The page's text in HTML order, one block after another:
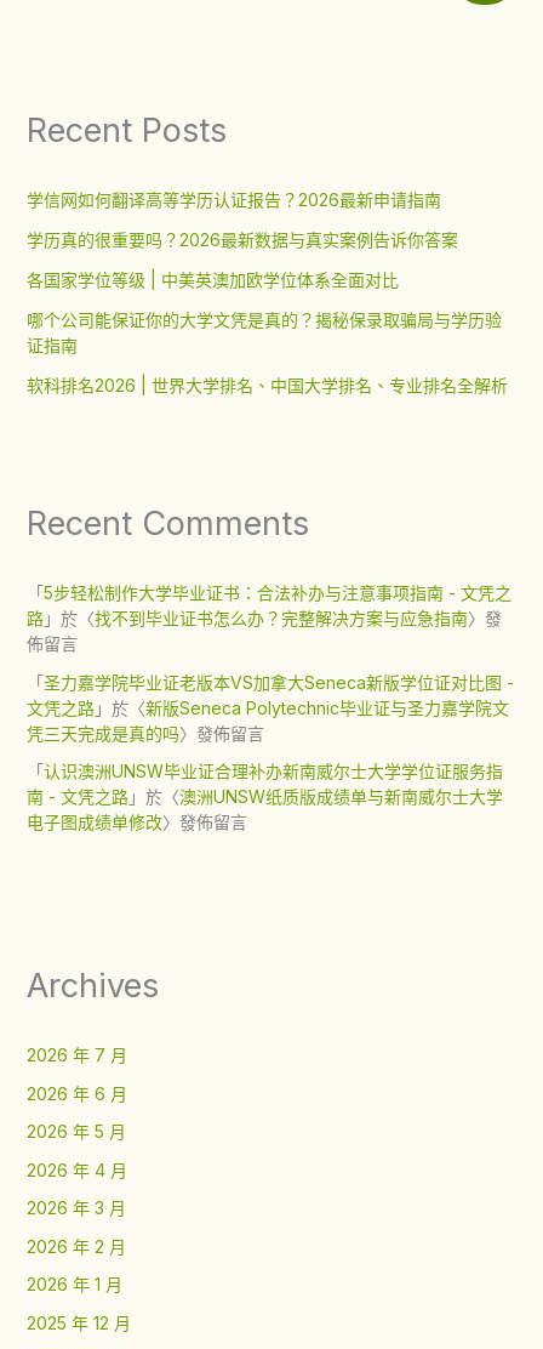
Recent Posts
学信网如何翻译高等学历认证报告？2026最新申请指南
学历真的很重要吗？2026最新数据与真实案例告诉你答案
各国家学位等级 | 中美英澳加欧学位体系全面对比
哪个公司能保证你的大学文凭是真的？揭秘保录取骗局与学历验
证指南
软科排名2026 | 世界大学排名、中国大学排名、专业排名全解析
Recent Comments
「5步轻松制作大学毕业证书：合法补办与注意事项指南 - 文凭之
路」於〈找不到毕业证书怎么办？完整解决方案与应急指南〉發
佈留言
「圣力嘉学院毕业证老版本VS加拿大Seneca新版学位证对比图 -
文凭之路」於〈新版Seneca Polytechnic毕业证与圣力嘉学院文
凭三天完成是真的吗〉發佈留言
「认识澳洲UNSW毕业证合理补办新南威尔士大学学位证服务指
南 - 文凭之路」於〈澳洲UNSW纸质版成绩单与新南威尔士大学
电子图成绩单修改〉發佈留言
Archives
2026 年 7 月
2026 年 6 月
2026 年 5 月
2026 年 4 月
2026 年 3 月
2026 年 2 月
2026 年 1 月
2025 年 12 月